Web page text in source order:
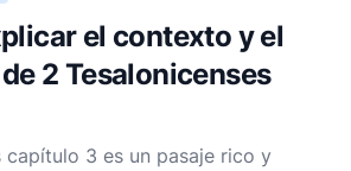
el contexto y el
2 Tesalonicenses
capítulo 3 es un pasaje rico y